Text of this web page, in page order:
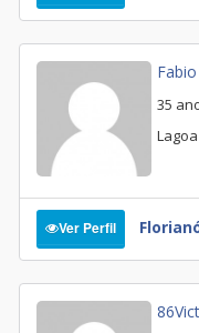
35
Ver Perfil